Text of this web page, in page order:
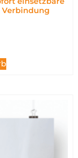
Verbindung